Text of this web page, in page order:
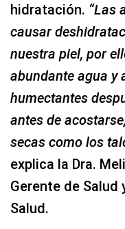
hidratación. “Las
causar
nuestra piel, por
abundante agua y
humectantes
antes de
secas como los
explica la Dra.
Gerente de Salud
Salud.